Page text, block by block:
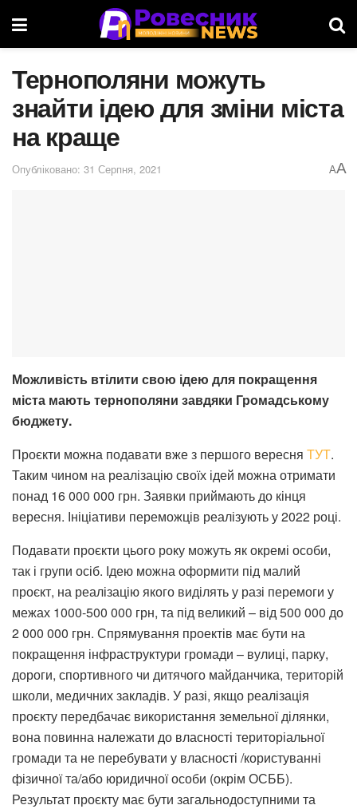
Тернополяни можуть
знайти ідею для зміни міста
на краще
Опубліковано: 31 Серпня, 2021 AA
Можливість втілити свою ідею для покращення
міста мають тернополяни завдяки Громадському
бюджету.
Проєкти можна подавати вже з першого вересня ТУТ.
Таким чином на реалізацію своїх ідей можна отримати
понад 16 000 000 грн. Заявки приймають до кінця
вересня. Ініціативи переможців реалізують у 2022 році.
Подавати проєкти цього року можуть як окремі особи,
так і групи осіб. Ідею можна оформити під малий
проєкт, на реалізацію якого виділять у разі перемоги у
межах 1000-500 000 грн, та під великий – від 500 000 до
2 000 000 грн. Спрямування проектів має бути на
покращення інфраструктури громади – вулиці, парку,
дороги, спортивного чи дитячого майданчика, територій
школи, медичних закладів. У разі, якщо реалізація
проєкту передбачає використання земельної ділянки,
вона повинна належати до власності територіальної
громади та не перебувати у власності /користуванні
фізичної та/або юридичної особи (окрім ОСББ).
Результат проєкту має бути загальнодоступними та